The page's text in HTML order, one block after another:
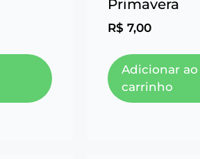
Primavera
R$ 7,00
Adicionar ao
carrinho